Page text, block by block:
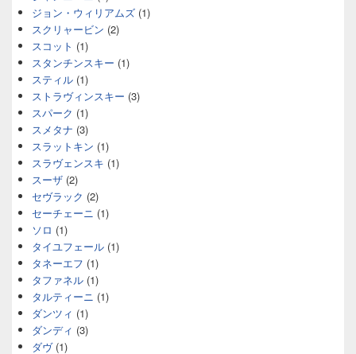
ジョン・ウィリアムズ (1)
スクリャービン (2)
スコット (1)
スタンチンスキー (1)
スティル (1)
ストラヴィンスキー (3)
スパーク (1)
スメタナ (3)
スラットキン (1)
スラヴェンスキ (1)
スーザ (2)
セヴラック (2)
セーチェーニ (1)
ソロ (1)
タイユフェール (1)
タネーエフ (1)
タファネル (1)
タルティーニ (1)
ダンツィ (1)
ダンディ (3)
ダヴ(1)